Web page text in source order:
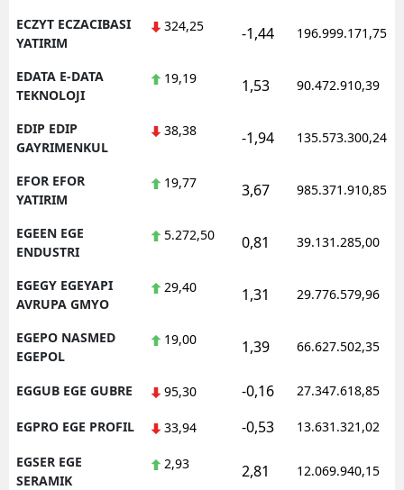
ECZYT ECZACIBASI
YATIRIM
324,25 -1,44 196.999.171,75
EDATA E-DATA
TEKNOLOJI
19,19 1,53 90.472.910,39
EDIP EDIP
GAYRIMENKUL
38,38 -1,94 135.573.300,24
EFOR EFOR
YATIRIM
19,77 3,67 985.371.910,85
EGEEN EGE
ENDUSTRI
5.272,50 0,81 39.131.285,00
EGEGY EGEYAPI
AVRUPA GMYO
29,40 1,31 29.776.579,96
EGEPO NASMED
EGEPOL
19,00 1,39 66.627.502,35
EGGUB EGE GUBRE 95,30 -0,16 27.347.618,85
EGPRO EGE PROFIL 33,94 -0,53 13.631.321,02
EGSER EGE
SERAMIK
2,93 2,81 12.069.940,15